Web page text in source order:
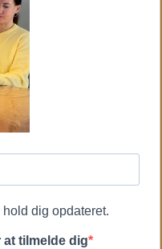
dig opdateret.
tilmelde dig